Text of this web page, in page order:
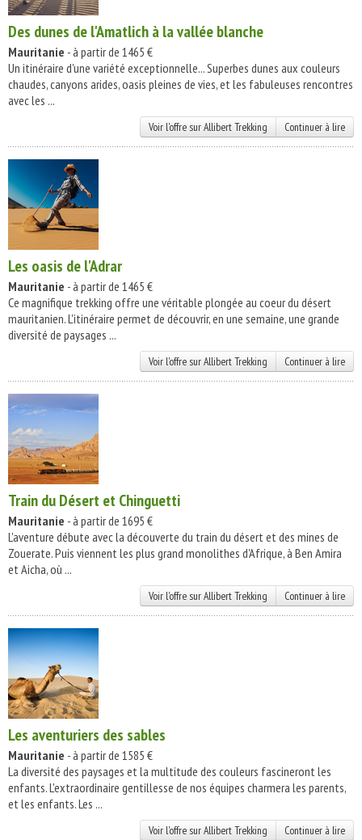
Des dunes de l'Amatlich à la vallée blanche
Mauritanie - à partir de 1465 €
Un itinéraire d'une variété exceptionnelle... Superbes dunes aux couleurs
chaudes, canyons arides, oasis pleines de vies, et les fabuleuses rencontres
avec les ...
Voir l'offre sur Allibert Trekking Continuer à lire
Les oasis de l'Adrar
Mauritanie - à partir de 1465 €
Ce magnifique trekking offre une véritable plongée au coeur du désert
mauritanien. L'itinéraire permet de découvrir, en une semaine, une grande
diversité de paysages ...
Voir l'offre sur Allibert Trekking Continuer à lire
Train du Désert et Chinguetti
Mauritanie - à partir de 1695 €
L'aventure débute avec la découverte du train du désert et des mines de
Zouerate. Puis viennent les plus grand monolithes d'Afrique, à Ben Amira
et Aicha, où ...
Voir l'offre sur Allibert Trekking Continuer à lire
Les aventuriers des sables
Mauritanie - à partir de 1585 €
La diversité des paysages et la multitude des couleurs fascineront les
enfants. L'extraordinaire gentillesse de nos équipes charmera les parents,
et les enfants. Les ...
Voir l'offre sur Allibert Trekking Continuer à lire